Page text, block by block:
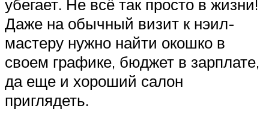
убегает. Не всё так просто в жизни!
Даже на обычный визит к нэил-
мастеру нужно найти окошко в
своем графике, бюджет в зарплате,
да еще и хороший салон
приглядеть.